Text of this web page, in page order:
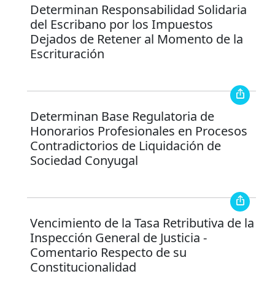
Determinan Responsabilidad Solidaria
del Escribano por los Impuestos
Dejados de Retener al Momento de la
Escrituración
Determinan Base Regulatoria de
Honorarios Profesionales en Procesos
Contradictorios de Liquidación de
Sociedad Conyugal
Vencimiento de la Tasa Retributiva de la
Inspección General de Justicia -
Comentario Respecto de su
Constitucionalidad